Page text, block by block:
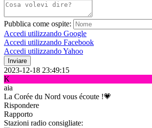
Pubblica come ospite:
Accedi utilizzando Google
Accedi utilizzando Facebook
Accedi utilizzando Yahoo
Inviare
2023-12-18 23:49:15
K
aia
La Corée du Nord vous écoute !💗
Rispondere
Rapporto
Stazioni radio consigliate: